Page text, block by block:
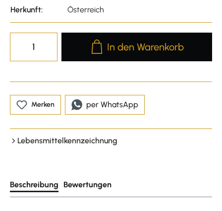
Herkunft:
Österreich
Produkt Anzahl: Gib den
In den Warenkorb
Merken per WhatsApp
Lebensmittelkennzeichnung
Beschreibung Bewertungen